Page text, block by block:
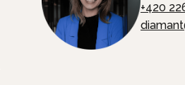
+420